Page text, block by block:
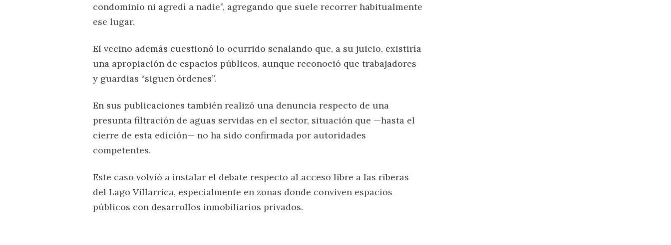
condominio ni agredí a nadie”, agregando que suele recorrer habitualmente
ese lugar.
El vecino además cuestionó lo ocurrido señalando que, a su juicio, existiría
una apropiación de espacios públicos, aunque reconoció que trabajadores
y guardias “siguen órdenes”.
En sus publicaciones también realizó una denuncia respecto de una
presunta filtración de aguas servidas en el sector, situación que —hasta el
cierre de esta edición— no ha sido confirmada por autoridades
competentes.
Este caso volvió a instalar el debate respecto al acceso libre a las riberas
del Lago Villarrica, especialmente en zonas donde conviven espacios
públicos con desarrollos inmobiliarios privados.